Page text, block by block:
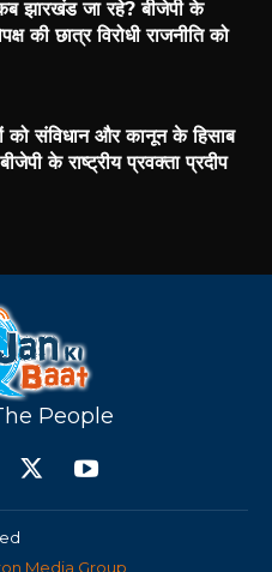
झारखंड जा रहे? बीजेपी के
की छात्र विरोधी राजनीति को
को संविधान और कानून के हिसाब
के राष्ट्रीय प्रवक्ता प्रदीप
People
Media Group